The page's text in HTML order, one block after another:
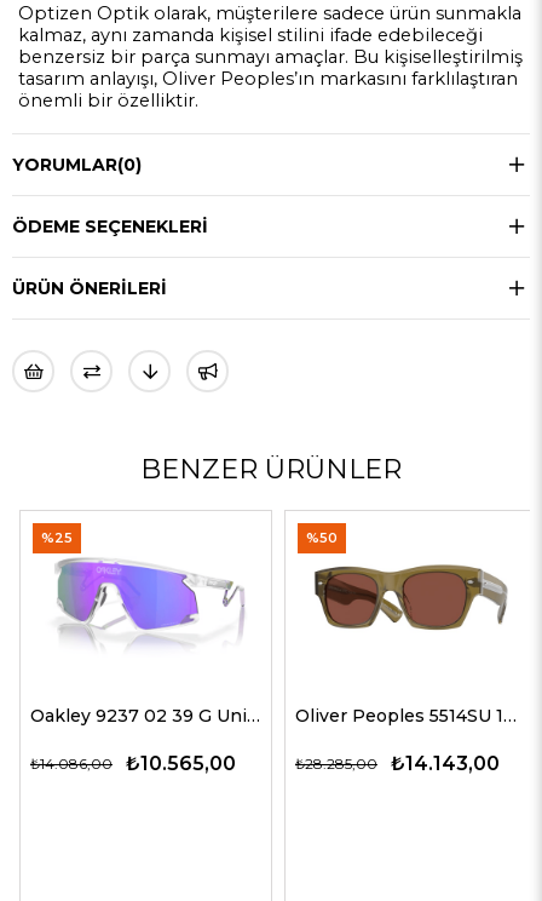
Optizen Optik olarak, müşterilere sadece ürün sunmakla
kalmaz, aynı zamanda kişisel stilini ifade edebileceği
benzersiz bir parça sunmayı amaçlar. Bu kişiselleştirilmiş
tasarım anlayışı, Oliver Peoples’ın markasını farklılaştıran
önemli bir özelliktir.
YORUMLAR(0)
ÖDEME SEÇENEKLERI
ÜRÜN ÖNERILERI
BENZER ÜRÜNLER
Oakley 9237 02 39 G Unisex Güneş Gözlükleri
₺10.565,00
₺14.086,00
%25
Oliver Peoples 5514SU 1678C5 51 G Unisex Güneş Gözlükleri
₺14.143,00
₺28.285,00
%50